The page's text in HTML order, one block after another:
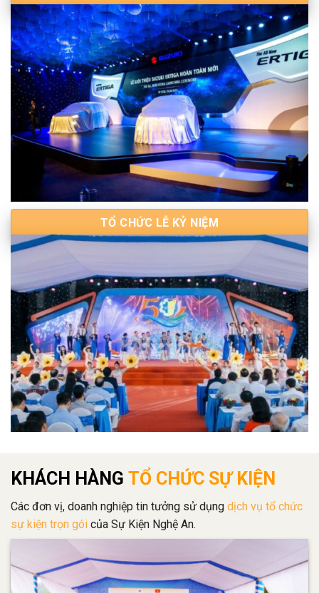
TỔ CHỨC LỄ KỶ NIỆM
KHÁCH HÀNG TỔ CHỨC SỰ KIỆN
Các đơn vị, doanh nghiệp tin tưởng sử dụng dịch vụ tổ chức
sự kiện trọn gói của Sự Kiện Nghệ An.